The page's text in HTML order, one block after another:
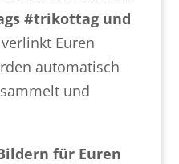
#trikottag und
Euren
automatisch
und
für Euren